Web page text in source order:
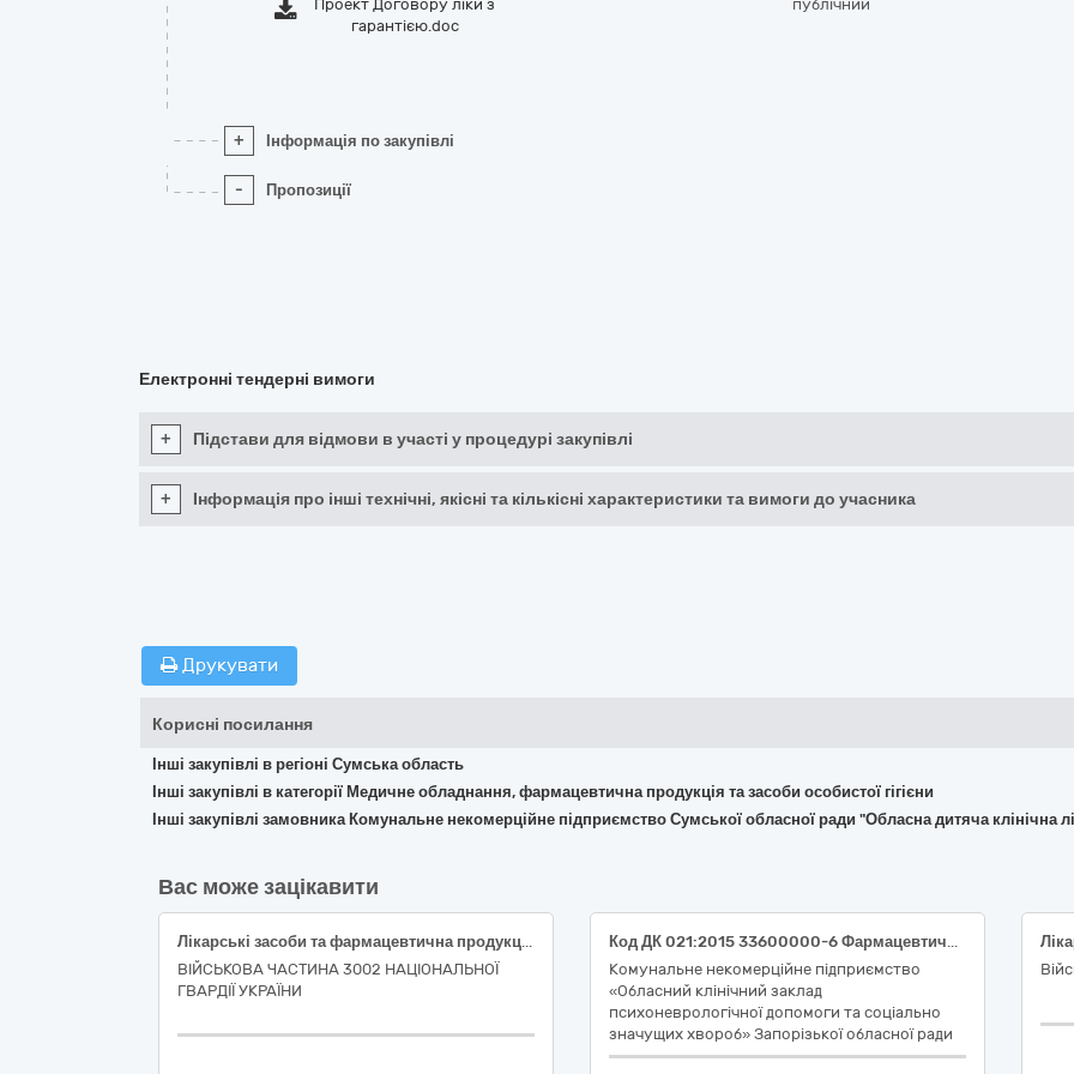
Проект Договору ліки з
гарантією.doc
публічний
+ Інформація по закупівлі
- Пропозиції
Електронні тендерні вимоги
+ Підстави для відмови в участі у процедурі закупівлі
+ Інформація про інші технічні, якісні та кількісні характеристики та вимоги до учасника
Друкувати
Корисні посилання
Інші закупівлі в регіоні Сумська область
Інші закупівлі в категорії Медичне обладнання, фармацевтична продукція та засоби особистої гігієни
Інші закупівлі замовника Комунальне некомерційне підприємство Сумської обласної ради "Обласна дитяча клінічна
Вас може зацікавити
Лікарські засоби та фармацевтична продукція
ВІЙСЬКОВА ЧАСТИНА 3002 НАЦІОНАЛЬНОЇ
ГВАРДІЇ УКРАЇНИ
Код ДК 021:2015 33600000-6 Фармацевтична продукція (33698000-9 – Вироби для клінічних досліджень/випробувань).
Комунальне некомерційне підприємство
«Обласний клінічний заклад
психоневрологічної допомоги та соціально
значущих хвороб» Запорізької обласної ради